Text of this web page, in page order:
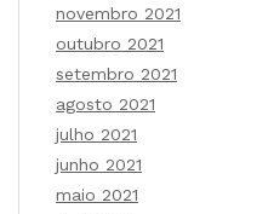
novembro 2021
outubro 2021
setembro 2021
agosto 2021
julho 2021
junho 2021
maio 2021